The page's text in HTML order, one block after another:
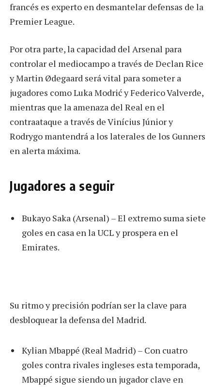
francés es experto en desmantelar defensas de la
Premier League.
Por otra parte, la capacidad del Arsenal para
controlar el mediocampo a través de Declan Rice
y Martin Ødegaard será vital para someter a
jugadores como Luka Modrić y Federico Valverde,
mientras que la amenaza del Real en el
contraataque a través de Vinícius Júnior y
Rodrygo mantendrá a los laterales de los Gunners
en alerta máxima.
Jugadores a seguir
Bukayo Saka (Arsenal) – El extremo suma siete
goles en casa en la UCL y prospera en el
Emirates.
Su ritmo y precisión podrían ser la clave para
desbloquear la defensa del Madrid.
Kylian Mbappé (Real Madrid) – Con cuatro
goles contra rivales ingleses esta temporada,
Mbappé sigue siendo un jugador clave en